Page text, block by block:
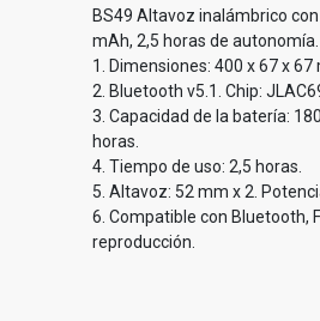
BS49 Altavoz inalámbrico
mAh, 2,5 horas de autonomía.
1. Dimensiones: 400 x 67 x 67
2. Bluetooth v5.1. Chip:
3. Capacidad de la batería:
horas.
4. Tiempo de uso: 2,5 horas.
5. Altavoz: 52 mm x 2.
6. Compatible con Bluetooth,
reproducción.